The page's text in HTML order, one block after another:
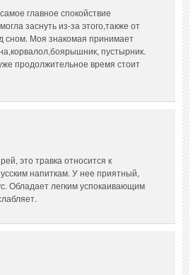
главное спокойствие
заснуть из-за этого,также от
сном. Моя знакомая принимает
пустырник.
продолжительное время стоит
это травка относится к
напиткам. У нее приятный,
Обладает легким успокаивающим